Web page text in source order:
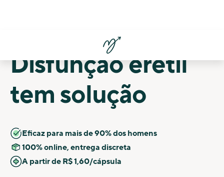
Disfunção erétil
tem solução
Eficaz para mais de 90% dos homens
100% online, entrega discreta
A partir de R$ 1,60/cápsula